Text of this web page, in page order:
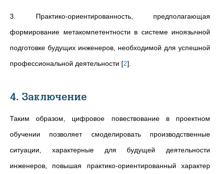
3. Практико-ориентированность, предполагающая
формирование метакомпетентности в системе иноязычной
подготовке будущих инженеров, необходимой для успешной
профессиональной деятельности [2]
4. Заключение
Таким образом, цифровое повествование в проектном
обучении позволяет смоделировать производственные
ситуации, характерные для будущей деятельности
инженеров, повышая практико-ориентированный характер